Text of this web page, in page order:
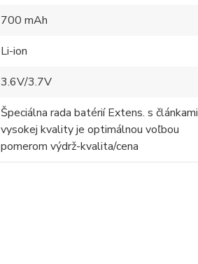
700 mAh
Li-ion
3.6V/3.7V
Špeciálna rada batérií Extens. s článkami
vysokej kvality je optimálnou voľbou
pomerom výdrž-kvalita/cena